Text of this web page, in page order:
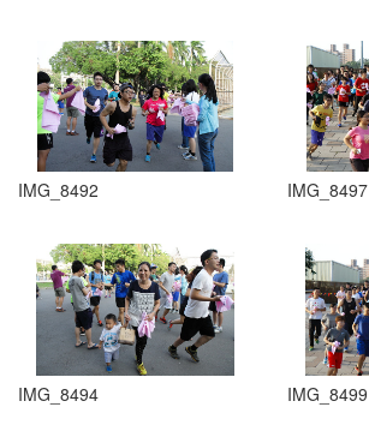
IMG_8492 IMG_8497
IMG_8494 IMG_8499